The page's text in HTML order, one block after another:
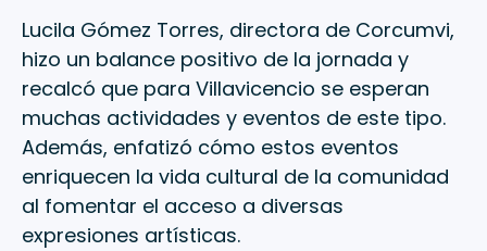
Lucila Gómez Torres, directora de Corcumvi,
hizo un balance positivo de la jornada y
recalcó que para Villavicencio se esperan
muchas actividades y eventos de este tipo.
Además, enfatizó cómo estos eventos
enriquecen la vida cultural de la comunidad
al fomentar el acceso a diversas
expresiones artísticas.